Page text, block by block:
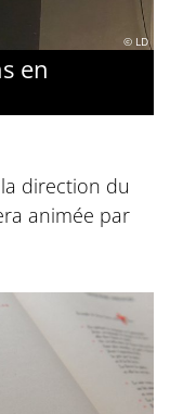
© LD
en
direction du
animée par